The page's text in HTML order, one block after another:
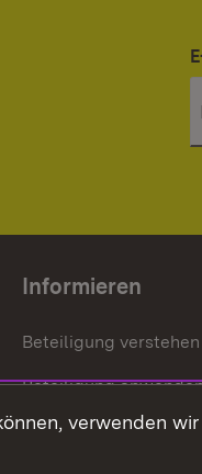
Informieren
Beteiligung verstehen
Beteiligung
Beteiligung stärken
verwenden